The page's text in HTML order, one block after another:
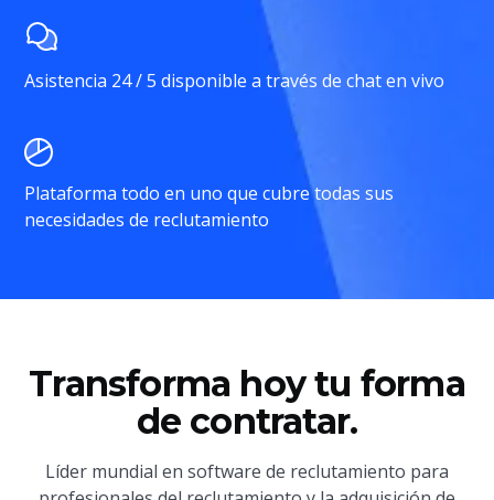
Asistencia 24 / 5 disponible a través de chat en vivo
Plataforma todo en uno que cubre todas sus
necesidades de reclutamiento
Transforma hoy tu forma
de contratar.
Líder mundial en software de reclutamiento para